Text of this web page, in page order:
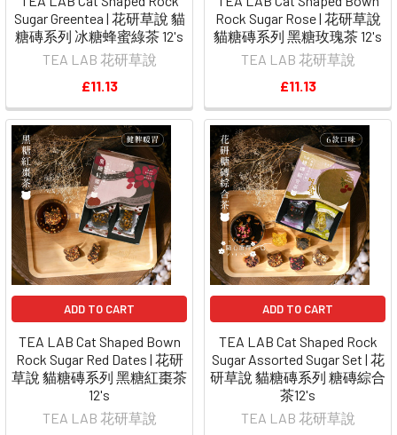
Sugar Greentea | 花研草說 貓
糖磚系列 冰糖蜂蜜綠茶 12's
TEA LAB 花研草說
£11.13
Rock Sugar Rose | 花研草說
貓糖磚系列 黑糖玫瑰茶 12's
TEA LAB 花研草說
£11.13
ADD TO CART
TEA LAB Cat Shaped Bown
Rock Sugar Red Dates | 花研
草說 貓糖磚系列 黑糖紅棗茶
12's
TEA LAB 花研草說
ADD TO CART
TEA LAB Cat Shaped Rock
Sugar Assorted Sugar Set | 花
研草說 貓糖磚系列 糖磚綜合
茶12's
TEA LAB 花研草說